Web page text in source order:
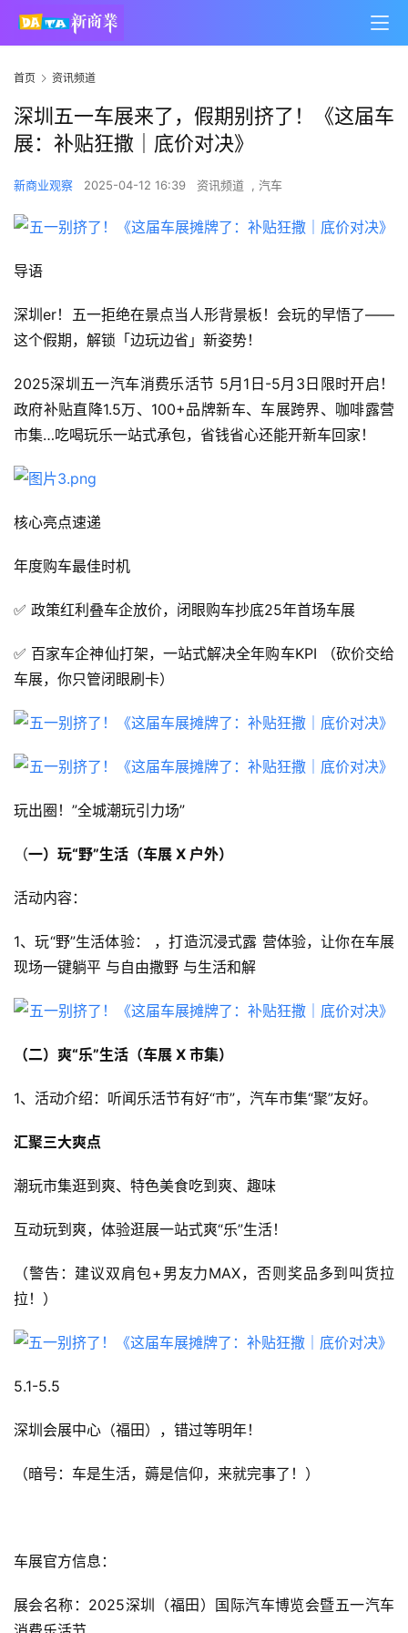
新
业
首页 资讯频道
深圳五一车展来了，假期别挤了！《这届车
展：补贴狂撒｜底价对决》
新商业观察 2025-04-12 16:39 资讯频道 , 汽车
导语
深圳er！五一拒绝在景点当人形背景板！会玩的早悟了——
这个假期，解锁「边玩边省」新姿势！
2025深圳五一汽车消费乐活节 5月1日-5月3日限时开启！
政府补贴直降1.5万、100+品牌新车、车展跨界、咖啡露营
市集…吃喝玩乐一站式承包，省钱省心还能开新车回家！
核心亮点速递
年度购车最佳时机
✅ 政策红利叠车企放价，闭眼购车抄底25年首场车展
✅ 百家车企神仙打架，一站式解决全年购车KPI （砍价交给
车展，你只管闭眼刷卡）
玩出圈！”全城潮玩引力场”
（一）玩“野”生活（车展 X 户外）
活动内容：
1、玩“野”生活体验： ，打造沉浸式露 营体验，让你在车展
现场一键躺平 与自由撒野 与生活和解
（二）爽“乐”生活（车展 X 市集）
1、活动介绍：听闻乐活节有好“市”，汽车市集“聚”友好。
汇聚三大爽点
潮玩市集逛到爽、特色美食吃到爽、趣味
互动玩到爽，体验逛展一站式爽“乐”生活！
（警告：建议双肩包+男友力MAX，否则奖品多到叫货拉
拉！）
5.1-5.5
深圳会展中心（福田），错过等明年！
（暗号：车是生活，薅是信仰，来就完事了！）
车展官方信息：
展会名称：2025深圳（福田）国际汽车博览会暨五一汽车